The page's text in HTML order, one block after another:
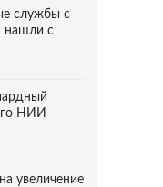
службы с
нашли с
НИИ
увеличение